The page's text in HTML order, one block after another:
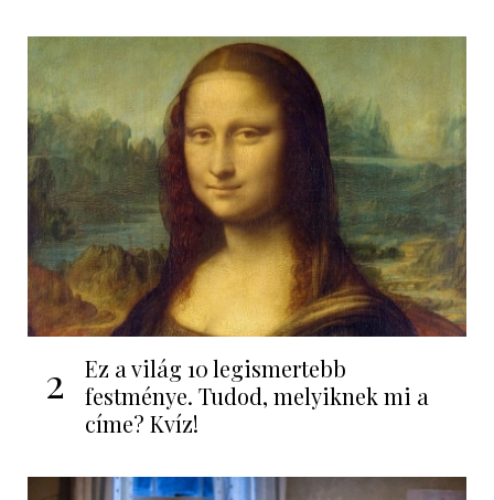
2
Ez a világ 10 legismertebb
festménye. Tudod, melyiknek mi a
címe? Kvíz!